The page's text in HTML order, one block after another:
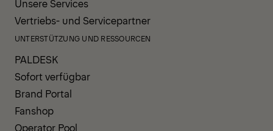
Unsere Services
Vertriebs- und Servicepartner
UNTERSTÜTZUNG UND RESSOURCEN
PALDESK
Sofort verfügbar
Brand Portal
Fanshop
Operator Pool